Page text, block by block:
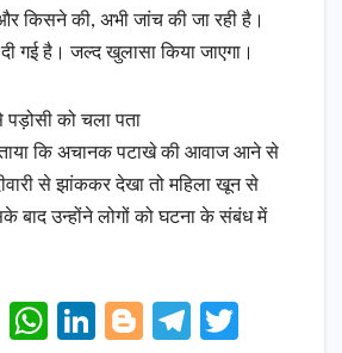
किसने की, अभी जांच की जा रही है।
गई है। जल्द खुलासा किया जाएगा।
को चला पता
कि अचानक पटाखे की आवाज आने से
से झांककर देखा तो महिला खून से
बाद उन्होंने लोगों को घटना के संबंध में
E
W
Li
Bl
T